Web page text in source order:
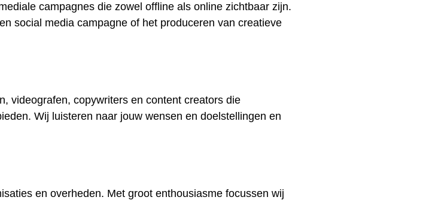
campagnes die zowel offline als online zichtbaar zijn.
social media campagne of het produceren van creatieve
videografen, copywriters en content creators die
Wij luisteren naar jouw wensen en doelstellingen en
en overheden. Met groot enthousiasme focussen wij